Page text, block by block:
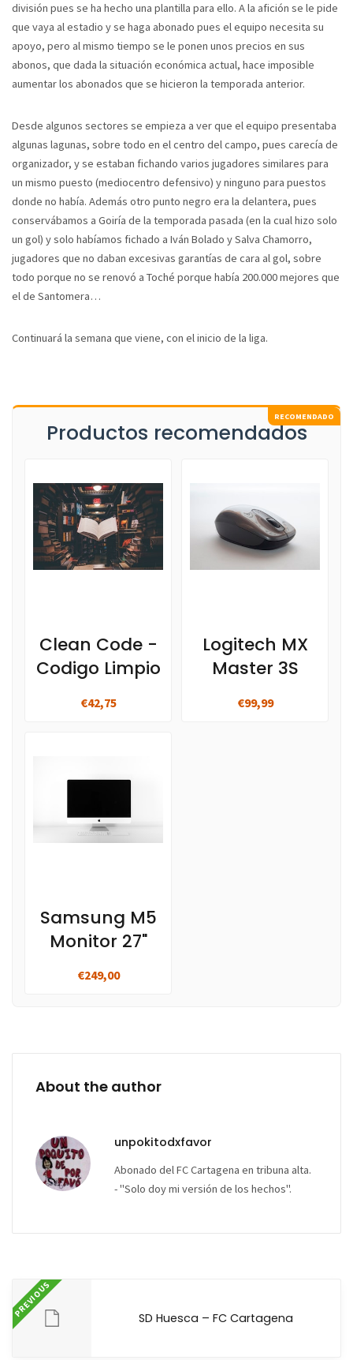
división pues se ha hecho una plantilla para ello. A la afición se le pide
que vaya al estadio y se haga abonado pues el equipo necesita su
apoyo, pero al mismo tiempo se le ponen unos precios en sus
abonos, que dada la situación económica actual, hace imposible
aumentar los abonados que se hicieron la temporada anterior.
Desde algunos sectores se empieza a ver que el equipo presentaba
algunas lagunas, sobre todo en el centro del campo, pues carecía de
organizador, y se estaban fichando varios jugadores similares para
un mismo puesto (mediocentro defensivo) y ninguno para puestos
donde no había. Además otro punto negro era la delantera, pues
conservábamos a Goiría de la temporada pasada (en la cual hizo solo
un gol) y solo habíamos fichado a Iván Bolado y Salva Chamorro,
jugadores que no daban excesivas garantías de cara al gol, sobre
todo porque no se renovó a Toché porque había 200.000 mejores que
el de Santomera…
Continuará la semana que viene, con el inicio de la liga.
Productos recomendados
Clean Code -
Codigo Limpio
€42,75
Logitech MX
Master 3S
€99,99
Samsung M5
Monitor 27"
€249,00
About the author
unpokitodxfavor
Abonado del FC Cartagena en tribuna alta.
- "Solo doy mi versión de los hechos".
PREVIOUS SD Huesca – FC Cartagena